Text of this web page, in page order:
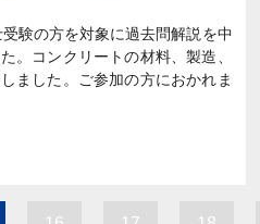
験の方を対象に過去問解説を中
。コンクリートの材料、製造、
ました。ご参加の方におかれま